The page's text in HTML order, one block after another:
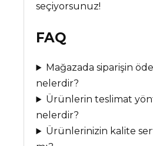
seçiyorsunuz!
FAQ
Mağazada siparişin
nelerdir?
Ürünlerin teslimat
nelerdir?
Ürünlerinizin kalite